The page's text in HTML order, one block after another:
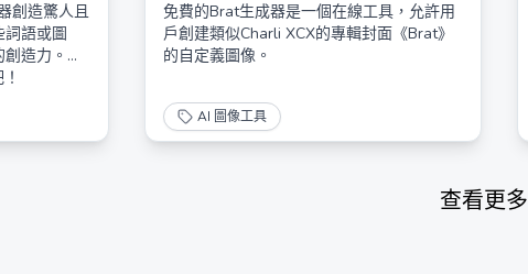
創造驚人且
語或圖
造力。今
免費的Brat生成器是一個在線工具，允許用
戶創建類似Charli XCX的專輯封面《Brat》
的自定義圖像。
AI 圖像工具
查看更多